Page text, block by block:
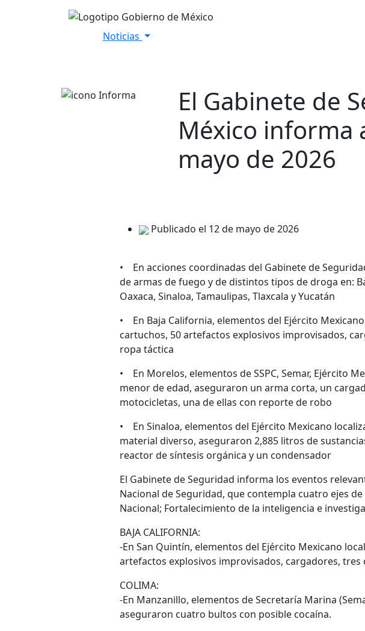
Noticias
El Gabinete de
México informa
mayo de 2026
Publicado el 12 de mayo de 2026
• En acciones coordinadas del Gabinete de
de armas de fuego y de distintos tipos de droga en:
Oaxaca, Sinaloa, Tamaulipas, Tlaxcala y Yucatán
• En Baja California, elementos del Ejército
cartuchos, 50 artefactos explosivos improvisados,
ropa táctica
• En Morelos, elementos de SSPC, Semar, Ejército
menor de edad, aseguraron un arma corta, un
motocicletas, una de ellas con reporte de robo
• En Sinaloa, elementos del Ejército Mexicano
material diverso, aseguraron 2,885 litros de
reactor de síntesis orgánica y un condensador
El Gabinete de Seguridad informa los eventos
Nacional de Seguridad, que contempla cuatro ejes
Nacional; Fortalecimiento de la inteligencia e
BAJA CALIFORNIA:
-En San Quintín, elementos del Ejército Mexicano
artefactos explosivos improvisados, cargadores,
COLIMA:
-En Manzanillo, elementos de Secretaría Marina
aseguraron cuatro bultos con posible cocaína.